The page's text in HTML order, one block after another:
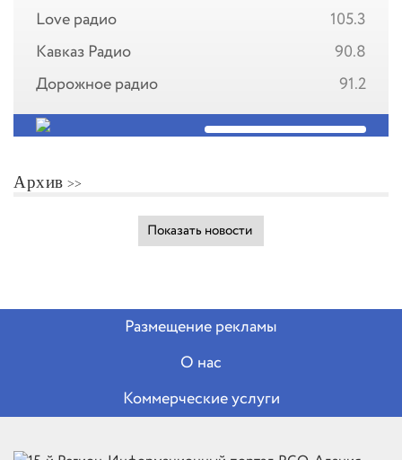
Love радио
105.3
Кавказ Радио
90.8
Дорожное радио
91.2
Архив
Показать новости
Размещение рекламы
О нас
Коммерческие услуги